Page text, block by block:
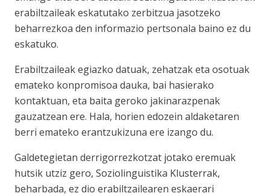
erabiltzaileak eskatutako zerbitzua jasotzeko
beharrezkoa den informazio pertsonala baino ez du
eskatuko.
Erabiltzaileak egiazko datuak, zehatzak eta osotuak
emateko konpromisoa dauka, bai hasierako
kontaktuan, eta baita geroko jakinarazpenak
gauzatzean ere. Hala, horien edozein aldaketaren
berri emateko erantzukizuna ere izango du.
Galdetegietan derrigorrezkotzat jotako eremuak
hutsik utziz gero, Soziolinguistika Klusterrak,
beharbada, ez dio erabiltzailearen eskaerari